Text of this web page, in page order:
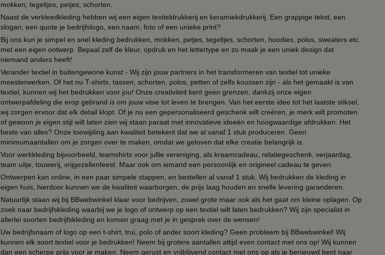
mokken, tegeltjes, petjes, schorten.
Naast de verkleedkleding hebben wij een eigen textieldrukkerij en keramiekdrukkerij. Een grappige tekst, een
slogan, een quote je bedrijfslogo, een naam, foto of een unieke print?
Bij ons kun je simpel en snel kleding bedrukken, mokken, petjes, tegeltjes, schorten, hoodies, polos, sweaters etc.
met een eigen ontwerp. Bepaal zelf de kleur, opdruk en het lettertype en zo maak je een uniek design dat
niemand anders heeft!
Verander textiel in buitengewone kunst - Wij zijn jouw partners in het transformeren van textiel tot unieke
meesterwerken. Of het nu T-shirts, tassen, schorten, polos, petten of zelfs koussen zijn - als het gemaakt is van
textiel, kunnen wij het bedrukken voor jou! Onze creativiteit kent geen grenzen, dankzij onze eigen
ontwerpafdeling die erop gebrand is om jouw visie tot leven te brengen. Van het eerste idee tot het laatste stiksel,
wij zorgen ervoor dat elk detail klopt. Of je nu een gepersonaliseerd geschenk wilt creëren, je merk wilt promoten
of gewoon je eigen stijl wilt laten zien wij staan paraat met innovatieve ideeën en hoogwaardige afdrukken. Het
beste van alles? Onze toewijding aan kwaliteit betekent dat we al vanaf 1 stuk produceren. Geen
minimumaantallen om je zorgen over te maken, omdat we geloven dat elke creatie belangrijk is.
Voor werkkleding bijvoorbeeld, teamshirts voor jullie vereniging, als kraamcadeau, relatiegeschenk, verjaardag,
team uitje, touwerij, vrijgezellenfeest. Maar ook om iemand een persoonlijk en origineel cadeau te geven.
Ontwerpen kan online, in een paar simpele stappen, en bestellen al vanaf 1 stuk. Wij bedrukken de kleding in
eigen huis, hierdoor kunnen we de kwaliteit waarborgen, de prijs laag houden en snelle levering garanderen.
Natuurlijk staan wij bij BBwebwinkel klaar voor bedrijven, zowel grote maar ook als het gaat om kleine oplagen. Op
zoek naar bedrijfskleding waarbij we je logo of ontwerp op een textiel wilt laten bedrukken? Wij zijn specialist in
allerlei soorten bedrijfskleding en komen graag met je in gesprek over de wensen!
Uw bedrijfsnaam of logo op een t-shirt, trui, polo of ander soort kleding? Geen probleem bij BBwebwinkel! Wij
kunnen elk soort textiel voor je bedrukken! Neem bij grotere aantallen altijd even contact met ons op! Wij kunnen
dan een scherpe prijs voor je maken. Neem gerust en vrijblijvend contact met ons op als je benieuwd bent naar